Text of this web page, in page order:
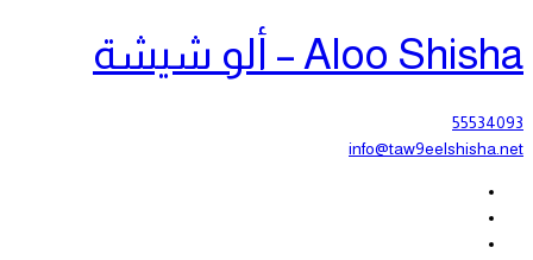
Aloo Shisha – ألو شيشة
55534093
info@taw9eelshisha.net